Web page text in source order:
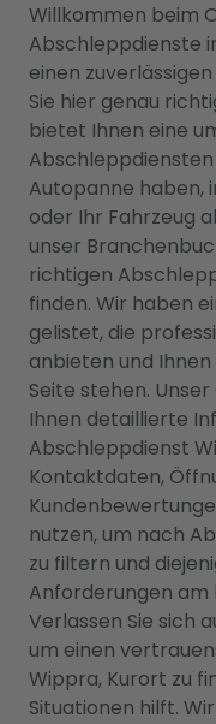
Willkommen beim
Abschleppdienste
einen
Sie hier genau
bietet Ihnen eine
Abschleppdiensten
Autopanne haben,
oder Ihr Fahrzeug
unser
richtigen
finden. Wir haben
gelistet, die
anbieten und
Seite stehen.
Ihnen detaillierte
Abschleppdienst
Kontaktdaten,
nutzen, um nach
zu filtern und
Anforderungen
Verlassen Sie sich
um einen
Wippra, Kurort zu
Situationen hilft.